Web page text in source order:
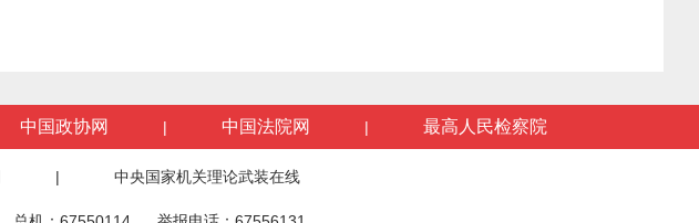
中国政协网 | 中国法院网 | 最高人民检察院
| 中央国家机关理论武装在线